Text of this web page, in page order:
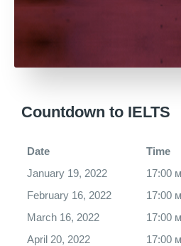
Countdown to IELTS
Date Time
January 19, 2022
17:00
February 16, 2022
17:00
March 16, 2022
17:00
April 20, 2022
17:00